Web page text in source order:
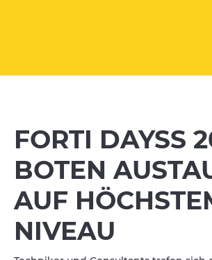
FORTI DAYSS
BOTEN
AUF
NIVEAU